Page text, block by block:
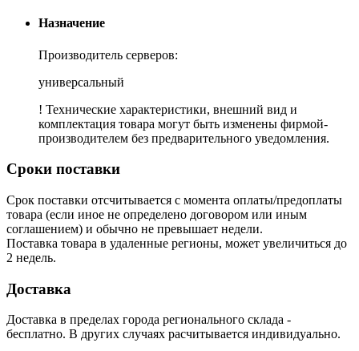
Назначение
Производитель серверов:
универсальный
! Технические характеристики, внешний вид и
комплектация товара могут быть изменены фирмой-
производителем без предварительного уведомления.
Сроки поставки
Срок поставки отсчитывается с момента оплаты/предоплаты
товара (если иное не определено договором или иным
соглашением) и обычно не превышает недели.
Поставка товара в удаленные регионы, может увеличиться до
2 недель.
Доставка
Доставка в пределах города регионального склада -
бесплатно. В других случаях расчитывается индивидуально.